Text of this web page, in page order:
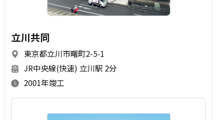
立川共同
東京都立川市曙町2-5-1
JR中央線(快速) 立川駅 2分
2001年竣工